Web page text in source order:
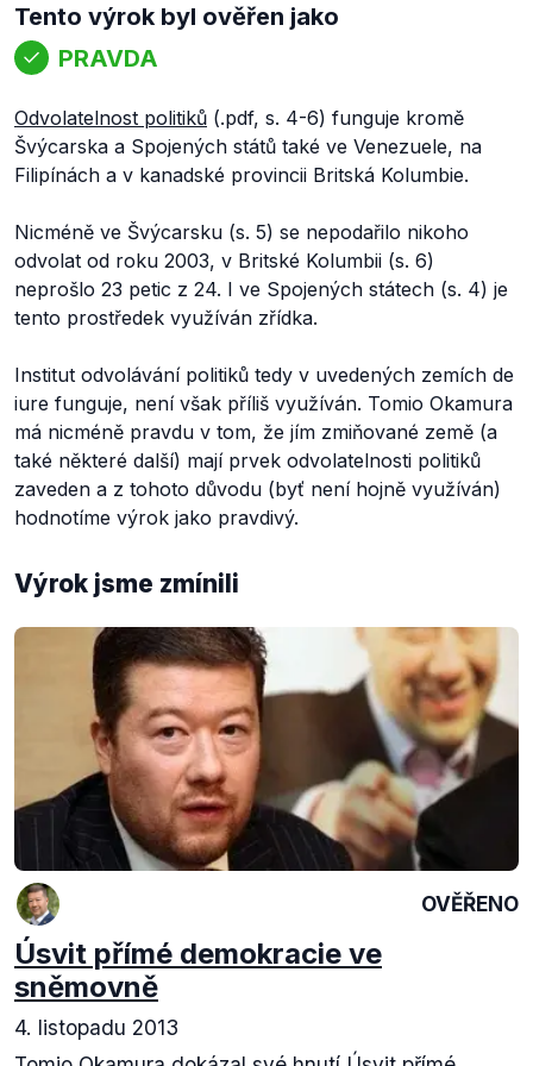
Tento výrok byl ověřen jako
PRAVDA
Odvolatelnost politiků (.pdf, s. 4-6) funguje kromě
Švýcarska a Spojených států také ve Venezuele, na
Filipínách a v kanadské provincii Britská Kolumbie.
Nicméně ve Švýcarsku (s. 5) se nepodařilo nikoho
odvolat od roku 2003, v Britské Kolumbii (s. 6)
neprošlo 23 petic z 24. I ve Spojených státech (s. 4) je
tento prostředek využíván zřídka.
Institut odvolávání politiků tedy v uvedených zemích de
iure funguje, není však příliš využíván. Tomio Okamura
má nicméně pravdu v tom, že jím zmiňované země (a
také některé další) mají prvek odvolatelnosti politiků
zaveden a z tohoto důvodu (byť není hojně využíván)
hodnotíme výrok jako pravdivý.
Výrok jsme zmínili
OVĚŘENO
Úsvit přímé demokracie ve
sněmovně
4. listopadu 2013